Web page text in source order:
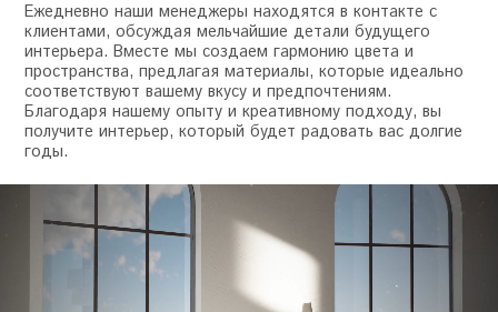
Ежедневно наши менеджеры находятся в контакте с
клиентами, обсуждая мельчайшие детали будущего
интерьера. Вместе мы создаем гармонию цвета и
пространства, предлагая материалы, которые идеально
соответствуют вашему вкусу и предпочтениям.
Благодаря нашему опыту и креативному подходу, вы
получите интерьер, который будет радовать вас долгие
годы.